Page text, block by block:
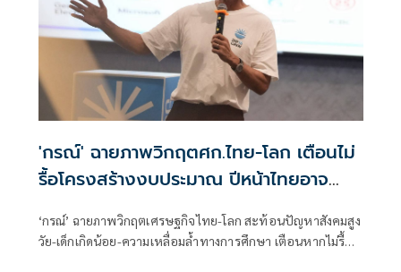
'กรณ์' ฉายภาพวิกฤตศก.ไทย-โลก เตือนไม่
รื้อโครงสร้างงบประมาณ ปีหน้าไทยอาจ
‘กรณ์’ ฉายภาพวิกฤตเศรษฐกิจไทย-โลก สะท้อนปัญหาสังคมสูง
วัย-เด็กเกิดน้อย-ความเหลื่อมล้ำทางการศึกษา เตือนหากไม่รื้อ